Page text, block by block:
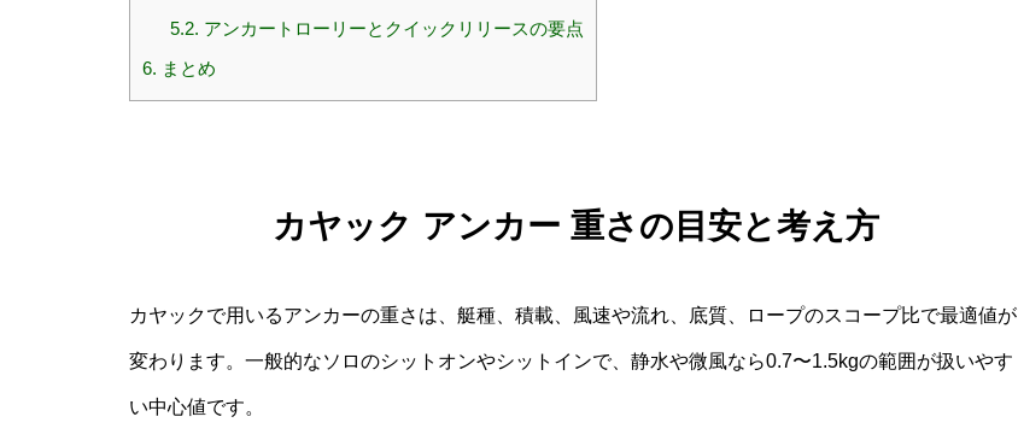
5.2. アンカートローリーとクイックリリースの要点
6. まとめ
カヤック アンカー 重さの目安と考え方
カヤックで用いるアンカーの重さは、艇種、積載、風速や流れ、底質、ロープのスコープ比で最適値が
変わります。一般的なソロのシットオンやシットインで、静水や微風なら0.7〜1.5kgの範囲が扱いやす
い中心値です。